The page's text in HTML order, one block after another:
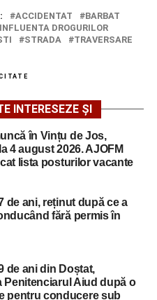
ACCIDENTAT
BARBAT
DROGURILOR
STRADA
TRAVERSARE
INTERESEZE ȘI
în Vințu de Jos,
4 august 2026. AJOFM
lista posturilor vacante
de ani, reținut după ce a
fără permis în
de ani din Doștat,
Penitenciarul Aiud după o
pentru conducere sub